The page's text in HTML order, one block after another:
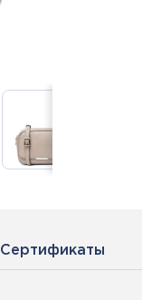
Сертификаты